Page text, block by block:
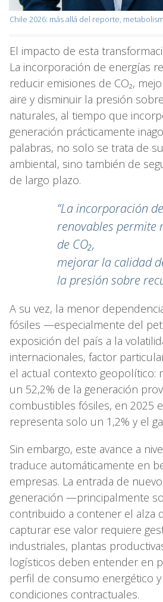
Chile 2026: más allá del reporte,
El impacto de esta
La incorporación de energías
reducir emisiones de CO₂,
aire y disminuir la presión
naturales, al tiempo que
generación prácticamente
palabras, no solo se trata de
ambiental, sino también de
de largo plazo.
“La incorporación
renovables permite
de CO₂,
mejorar la calidad
la presión sobre
A su vez, la menor
fósiles —especialmente del
exposición del país a la
internacionales, factor
el actual contexto geopolítico:
un 52,2% de la generación
combustibles fósiles, en 2025
representa solo un 1,2% y el
Sin embargo, este avance a
traduce automáticamente en
empresas. La entrada de
generación —principalmente
contribuido a contener el alza
capturar ese valor requiere
industriales, plantas
logísticos deben entender en
perfil de consumo energético
condiciones contractuales.